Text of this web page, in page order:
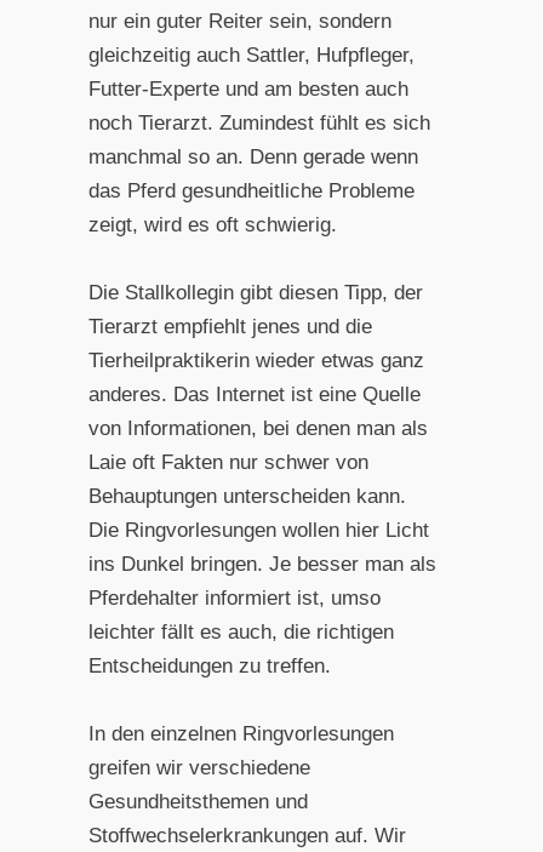
nur ein guter Reiter sein, sondern
gleichzeitig auch Sattler, Hufpfleger,
Futter-Experte und am besten auch
noch Tierarzt. Zumindest fühlt es sich
manchmal so an. Denn gerade wenn
das Pferd gesundheitliche Probleme
zeigt, wird es oft schwierig.
Die Stallkollegin gibt diesen Tipp, der
Tierarzt empfiehlt jenes und die
Tierheilpraktikerin wieder etwas ganz
anderes. Das Internet ist eine Quelle
von Informationen, bei denen man als
Laie oft Fakten nur schwer von
Behauptungen unterscheiden kann.
Die Ringvorlesungen wollen hier Licht
ins Dunkel bringen. Je besser man als
Pferdehalter informiert ist, umso
leichter fällt es auch, die richtigen
Entscheidungen zu treffen.
In den einzelnen Ringvorlesungen
greifen wir verschiedene
Gesundheitsthemen und
Stoffwechselerkrankungen auf. Wir